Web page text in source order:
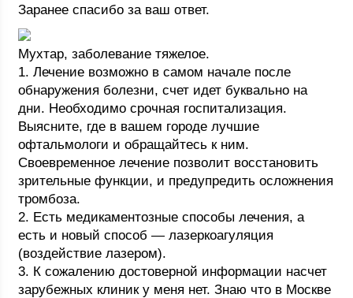
Заранее спасибо за ваш ответ.
Мухтар, заболевание тяжелое.
1. Лечение возможно в самом начале после
обнаружения болезни, счет идет буквально на
дни. Необходимо срочная госпитализация.
Выясните, где в вашем городе лучшие
офтальмологи и обращайтесь к ним.
Своевременное лечение позволит восстановить
зрительные функции, и предупредить осложнения
тромбоза.
2. Есть медикаментозные способы лечения, а
есть и новый способ — лазеркоагуляция
(воздействие лазером).
3. К сожалению достоверной информации насчет
зарубежных клиник у меня нет. Знаю что в Москве